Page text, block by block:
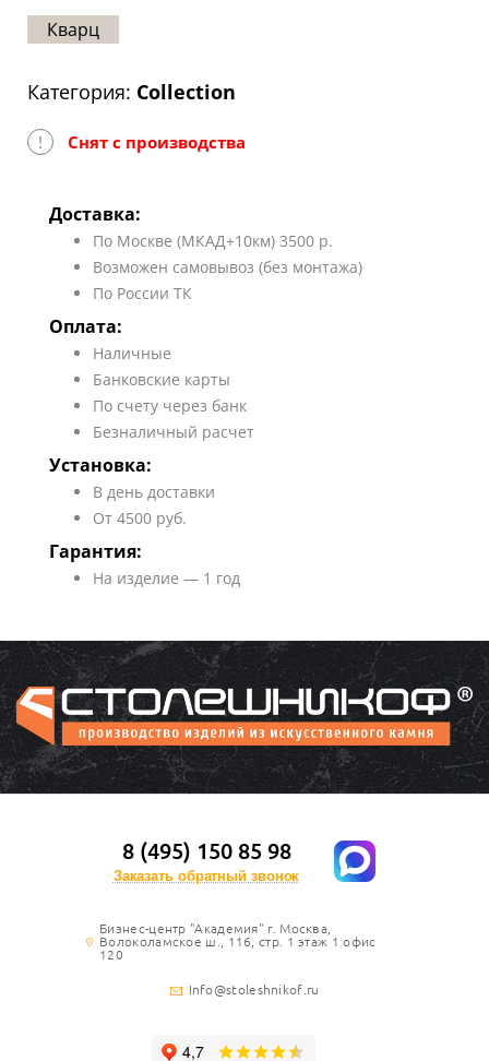
Карта
Кварц
Категория: Collection
! Снят с производства
Доставка:
По Москве (МКАД+10км) 3500 р.
Возможен самовывоз (без монтажа)
По России ТК
Оплата:
Наличные
Банковские карты
По счету через банк
Безналичный расчет
Установка:
В день доставки
От 4500 руб.
Гарантия:
На изделие — 1 год
8 (495) 150 85 98
Заказать обратный звонок
Бизнес-центр "Академия" г. Москва,
Волоколамское ш., 116, стр. 1 этаж 1 офис
120
Info@stoleshnikof.ru